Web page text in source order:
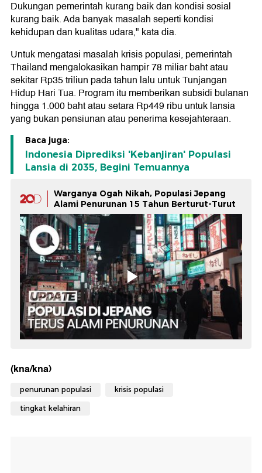
Dukungan pemerintah kurang baik dan kondisi sosial
kurang baik. Ada banyak masalah seperti kondisi
kehidupan dan kualitas udara," kata dia.
Untuk mengatasi masalah krisis populasi, pemerintah
Thailand mengalokasikan hampir 78 miliar baht atau
sekitar Rp35 triliun pada tahun lalu untuk Tunjangan
Hidup Hari Tua. Program itu memberikan subsidi bulanan
hingga 1.000 baht atau setara Rp449 ribu untuk lansia
yang bukan pensiunan atau penerima kesejahteraan.
Baca juga:
Indonesia Diprediksi 'Kebanjiran' Populasi
Lansia di 2035, Begini Temuannya
Warganya Ogah Nikah, Populasi Jepang
Alami Penurunan 15 Tahun Berturut-Turut
(kna/kna)
penurunan populasi krisis populasi
tingkat kelahiran